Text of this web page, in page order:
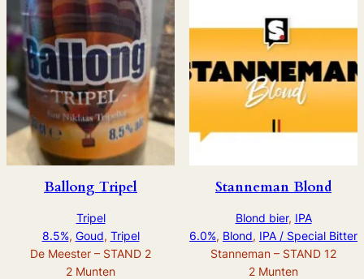
Ballong Tripel
Tripel
8.5%, Goud, Tripel
De Meester – STAND 2
2 Munten
Stanneman Blond
Blond bier, IPA
6.0%, Blond, IPA / Special Bitter
Stanneman – STAND 12
2 Munten